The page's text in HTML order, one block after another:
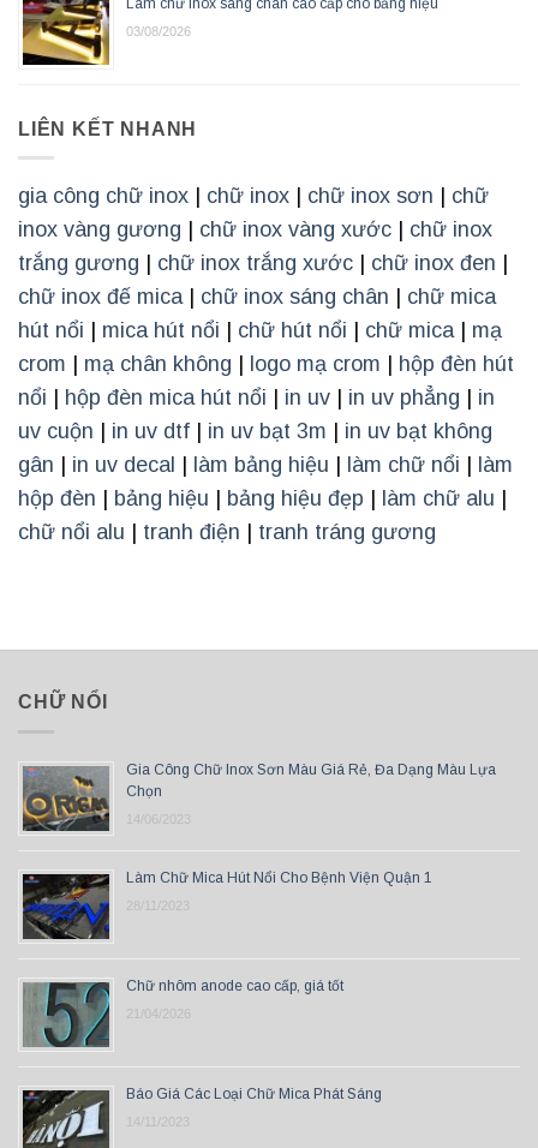
Làm chữ inox sáng chân cao cấp cho bảng hiệu
03/08/2026
LIÊN KẾT NHANH
gia công chữ inox chữ inox chữ inox sơn
chữ
inox vàng gương
chữ inox vàng xước
chữ inox
trắng gương
chữ inox trắng xước chữ inox đen
chữ inox đế mica| chữ inox sáng chân
chữ mica
hút nổi
mica hút nổi chữ hút nổi chữ mica| mạ
crom
mạ chân không logo mạ crom
hộp đèn hút
nổi
hộp đèn mica hút nổi in uv in uv phẳng
in
uv cuộn
in uv dtf in uv bạt 3m
in uv bạt không
gân
in uv decal làm bảng hiệu làm chữ nổi
làm
hộp đèn
bảng hiệu bảng hiệu đẹp làm chữ alu
chữ nổi alu
tranh điện tranh tráng gương
CHỮ NỔI
Gia Công Chữ Inox Sơn Màu Giá Rẻ, Đa Dạng Màu Lựa
Chọn
14/06/2023
Làm Chữ Mica Hút Nổi Cho Bệnh Viện Quận 1
28/11/2023
Chữ nhôm anode cao cấp, giá tốt
21/04/2026
Báo Giá Các Loại Chữ Mica Phát Sáng
14/11/2023